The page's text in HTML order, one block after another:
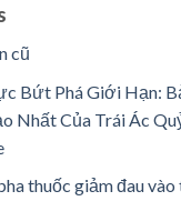
cũ
Bứt Phá Giới Hạn:
Nhất Của Trái Ác
thuốc giảm đau